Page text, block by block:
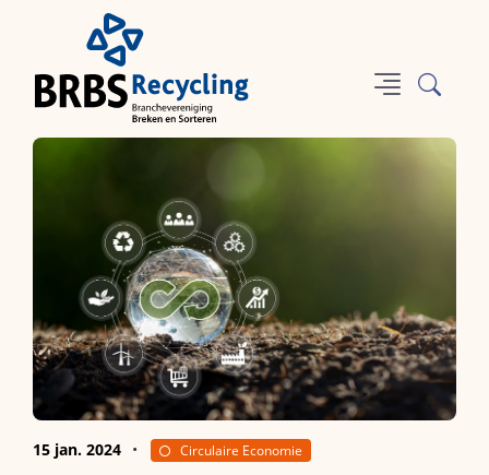
15 jan. 2024 Circulaire Economie